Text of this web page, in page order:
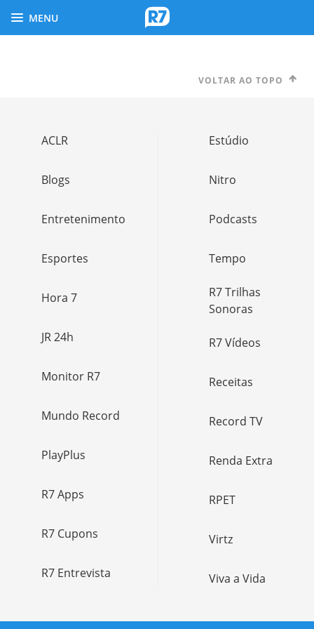
MENU
VOLTAR AO TOPO
ACLR
Blogs
Entretenimento
Esportes
Hora 7
JR 24h
Monitor R7
Mundo Record
PlayPlus
R7 Apps
R7 Cupons
R7 Entrevista
Estúdio
Nitro
Podcasts
Tempo
R7 Trilhas
Sonoras
R7 Vídeos
Receitas
Record TV
Renda Extra
RPET
Virtz
Viva a Vida